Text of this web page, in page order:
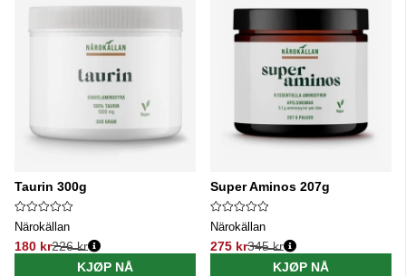
Taurin 300g
Närokällan
180 kr
Vanlig pris:
226 kr
KJØP NÅ
Super Aminos 207g
Närokällan
275 kr
Vanlig pris:
345 kr
KJØP NÅ